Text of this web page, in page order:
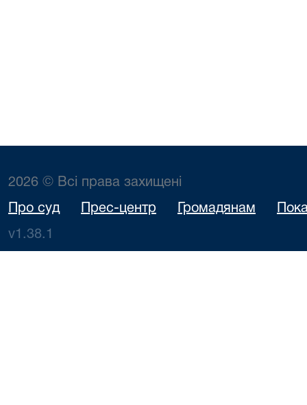
2026 © Всі права захищені
Про суд Прес-центр Громадянам
v1.38.1